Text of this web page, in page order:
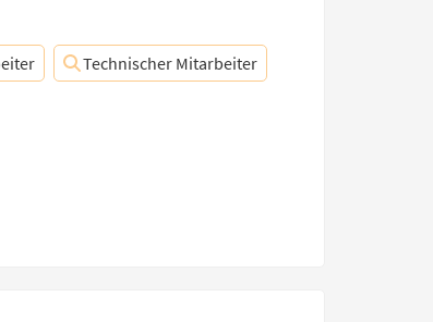
Technischer Mitarbeiter